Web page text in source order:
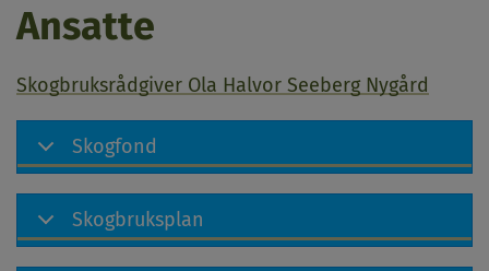
Ansatte
Skogbruksrådgiver Ola Halvor Seeberg Nygård
Skogfond
Skogbruksplan